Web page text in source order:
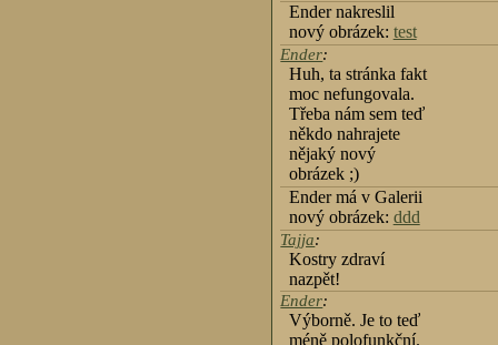
Ender nakreslil
nový obrázek: test
Ender:
Huh, ta stránka fakt
moc nefungovala.
Třeba nám sem teď
někdo nahrajete
nějaký nový
obrázek ;)
Ender má v Galerii
nový obrázek: ddd
Tajja:
Kostry zdraví
nazpět!
Ender:
Výborně. Je to teď
méně polofunkční.